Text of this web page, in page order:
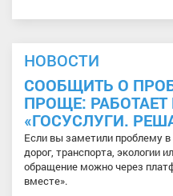
НОВОСТИ
СООБЩИТЬ О
ПРОЩЕ:
«ГОСУСЛУГИ.
Если вы заметили проблему
дорог, транспорта, экологии
обращение можно через
вместе».